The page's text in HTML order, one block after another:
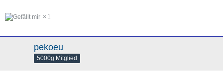
1
pekoeu
5000g Mitglied